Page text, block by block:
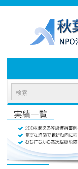
HOME
お知らせと業務
認定実績
- 後遺障害等級
- 後遺障害等級